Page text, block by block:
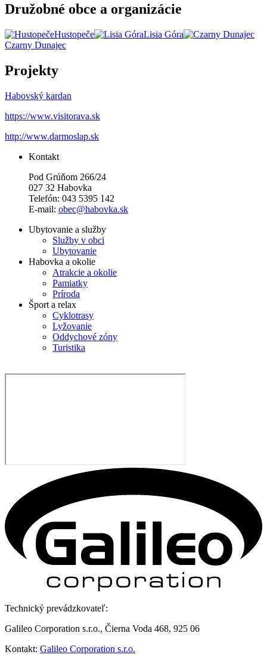
Družobné obce a organizácie
Hustopeče
Lisia Góra
Czarny Dunajec
Projekty
Habovský kardan
https://www.visitorava.sk
http://www.darmoslap.sk
Kontakt
Pod Grúňom 266/24
027 32 Habovka
Telefón: 043 5395 142
E-mail: obec@habovka.sk
Ubytovanie a služby
Služby v obci
Ubytovanie
Habovka a okolie
Atrakcie a okolie
Pamiatky
Príroda
Šport a relax
Cyklotrasy
Lyžovanie
Oddychové zóny
Turistika
Technický prevádzkovateľ:
Galileo Corporation s.r.o., Čierna Voda 468, 925 06
Kontakt: Galileo Corporation s.r.o.